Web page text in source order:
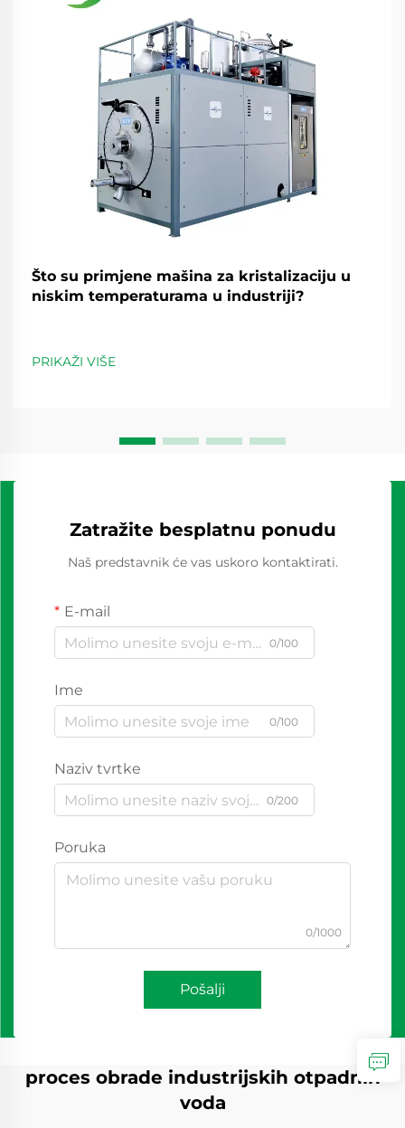
Što su primjene mašina za kristalizaciju u
niskim temperaturama u industriji?
PRIKAŽI VIŠE
Zatražite besplatnu ponudu
Naš predstavnik će vas uskoro kontaktirati.
E-mail
0/100
Ime
0/100
Naziv tvrtke
0/200
Poruka
0/1000
Pošalji
proces obrade industrijskih otpadnih
voda